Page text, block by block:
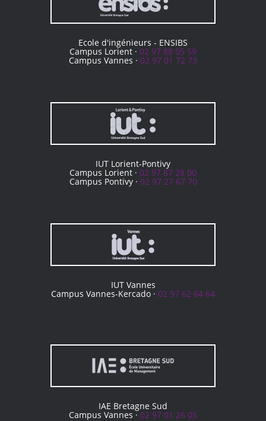
Ecole d'ingénieurs - ENSIBS
Campus Lorient · 02 97 88 05 59
Campus Vannes · 02 97 01 72 73
IUT Lorient-Pontivy
Campus Lorient · 02 97 87 28 00
Campus Pontivy · 02 97 27 67 70
IUT Vannes
Campus Vannes-Kercado · 02 97 62 64 64
IAE Bretagne Sud
Campus Vannes · 02 97 01 26 05